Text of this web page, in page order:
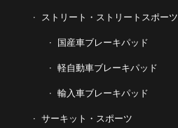
ストリート・ストリートスポーツ
国産車ブレーキパッド
軽自動車ブレーキパッド
輸入車ブレーキパッド
サーキット・スポーツ